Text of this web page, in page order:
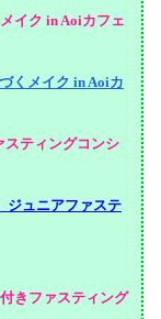
イク in Aoiカフェ
くメイク in Aoiカ
ティングコンシ
ジュニアファステ
きファスティング